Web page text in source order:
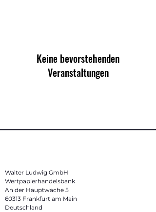
Keine bevorstehenden
Veranstaltungen
Walter Ludwig GmbH
Wertpapierhandelsbank
An der Hauptwache 5
60313 Frankfurt am Main
Deutschland